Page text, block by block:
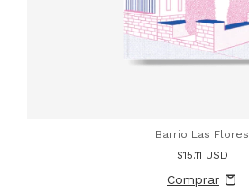
Barrio Las Flores
$15.11 USD